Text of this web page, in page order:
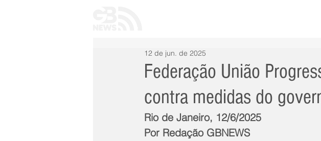
Federação União
contra medidas do
12 de jun. de 2025
Rio de Janeiro, 12/6/2025
Por Redação GBNEWS